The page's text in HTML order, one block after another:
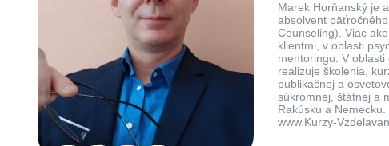
Marek Horňanský je
absolvent
Counseling). Viac
klientmi, v oblasti
mentoringu. V
realizuje školenia,
publikačnej a
súkromnej, štátnej a
Rakúsku a Nemecku.
www.Kurzy-